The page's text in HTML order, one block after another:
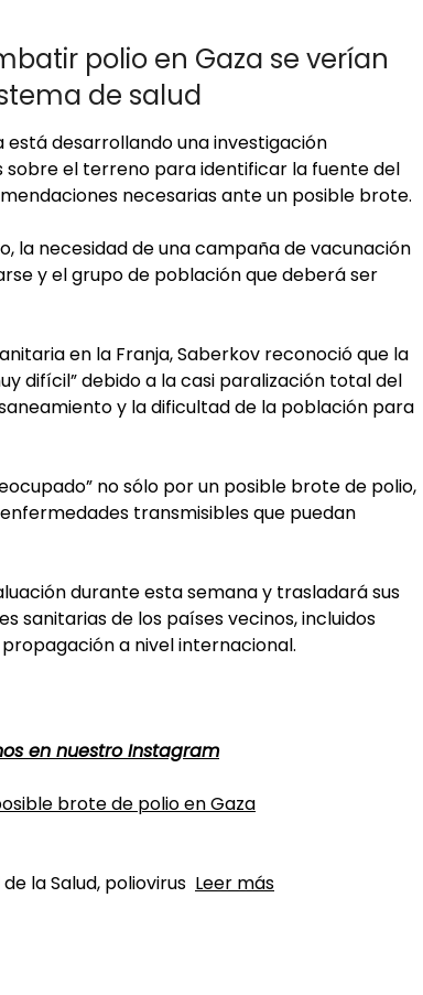
polio en Gaza se verían
de salud
está desarrollando una investigación
sobre el terreno para identificar la fuente del
necesarias ante un posible brote.
la necesidad de una campaña de vacunación
y el grupo de población que deberá ser
en la Franja, Saberkov reconoció que la
difícil” debido a la casi paralización total del
y la dificultad de la población para
no sólo por un posible brote de polio,
transmisibles que puedan
durante esta semana y trasladará sus
sanitarias de los países vecinos, incluidos
a nivel internacional.
en nuestro Instagram
brote de polio en Gaza
la Salud, poliovirus Leer más